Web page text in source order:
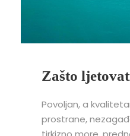
Zašto
Povoljan, a
prostrane,